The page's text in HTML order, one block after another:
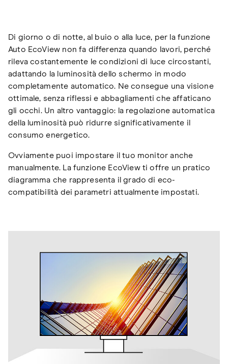
Di giorno o di notte, al buio o alla luce, per la funzione
Auto EcoView non fa differenza quando lavori, perché
rileva costantemente le condizioni di luce circostanti,
adattando la luminosità dello schermo in modo
completamente automatico. Ne consegue una visione
ottimale, senza riflessi e abbagliamenti che affaticano
gli occhi. Un altro vantaggio: la regolazione automatica
della luminosità può ridurre significativamente il
consumo energetico.
Ovviamente puoi impostare il tuo monitor anche
manualmente. La funzione EcoView ti offre un pratico
diagramma che rappresenta il grado di eco-
compatibilità dei parametri attualmente impostati.